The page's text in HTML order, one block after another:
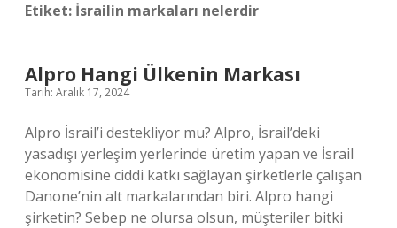
Etiket: İsrailin markaları nelerdir
Alpro Hangi Ülkenin Markası
Tarih: Aralık 17, 2024
Alpro İsrail’i destekliyor mu? Alpro, İsrail’deki
yasadışı yerleşim yerlerinde üretim yapan ve İsrail
ekonomisine ciddi katkı sağlayan şirketlerle çalışan
Danone’nin alt markalarından biri. Alpro hangi
şirketin? Sebep ne olursa olsun, müşteriler bitki